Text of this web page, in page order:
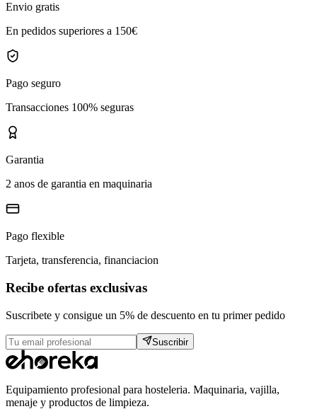
Envio gratis
En pedidos superiores a 150€
Pago seguro
Transacciones 100% seguras
Garantia
2 anos de garantia en maquinaria
Pago flexible
Tarjeta, transferencia, financiacion
Recibe ofertas exclusivas
Suscribete y consigue un 5% de descuento en tu primer pedido
Suscribir
Equipamiento profesional para hosteleria. Maquinaria, vajilla,
menaje y productos de limpieza.